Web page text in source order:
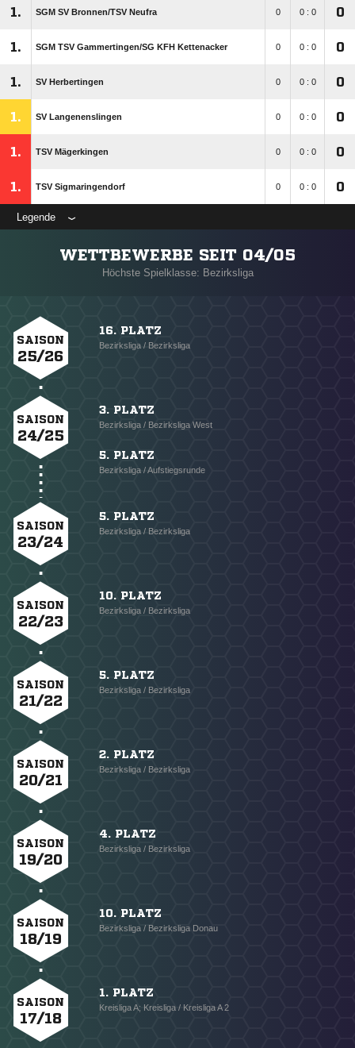
1. SGM SV Bronnen/​TSV Neufra 0 0 : 0 0
1. SGM TSV Gammertingen/​SG KFH Kettenacker 0 0 : 0 0
1. SV Herbertingen 0 0 : 0 0
1. SV Langenenslingen 0 0 : 0 0
1. TSV Mägerkingen 0 0 : 0 0
1. TSV Sigmaringendorf 0 0 : 0 0
Legende
WETTBEWERBE SEIT 04/05
Höchste Spielklasse: Bezirksliga
SAISON
25/26
16. PLATZ
Bezirksliga / Bezirksliga
SAISON
24/25
3. PLATZ
Bezirksliga / Bezirksliga West
5. PLATZ
Bezirksliga / Aufstiegsrunde
SAISON
23/24
5. PLATZ
Bezirksliga / Bezirksliga
SAISON
22/23
10. PLATZ
Bezirksliga / Bezirksliga
SAISON
21/22
5. PLATZ
Bezirksliga / Bezirksliga
SAISON
20/21
2. PLATZ
Bezirksliga / Bezirksliga
SAISON
19/20
4. PLATZ
Bezirksliga / Bezirksliga
SAISON
18/19
10. PLATZ
Bezirksliga / Bezirksliga Donau
SAISON
17/18
1. PLATZ
Kreisliga A; Kreisliga / Kreisliga A 2